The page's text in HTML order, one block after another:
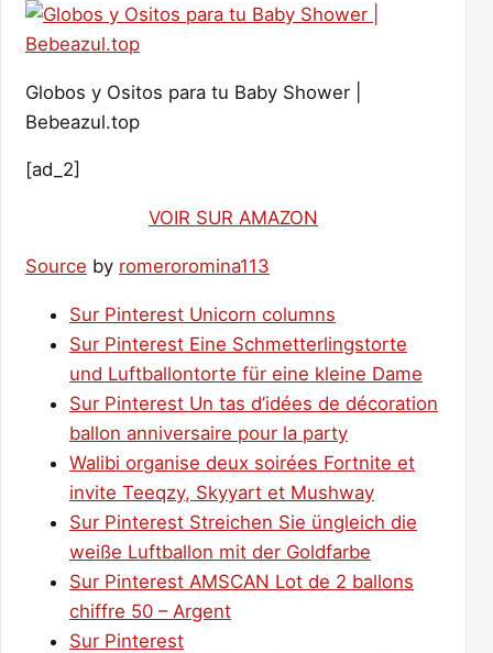
Globos y Ositos para tu Baby Shower |
Bebeazul.top
[ad_2]
VOIR SUR AMAZON
Source by romeroromina113
Sur Pinterest Unicorn columns
Sur Pinterest Eine Schmetterlingstorte
und Luftballontorte für eine kleine Dame
Sur Pinterest Un tas d’idées de décoration
ballon anniversaire pour la party
Walibi organise deux soirées Fortnite et
invite Teeqzy, Skyyart et Mushway
Sur Pinterest Streichen Sie üngleich die
weiße Luftballon mit der Goldfarbe
Sur Pinterest AMSCAN Lot de 2 ballons
chiffre 50 – Argent
Sur Pinterest